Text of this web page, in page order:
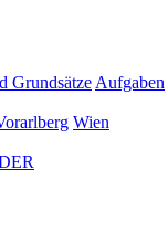
Grundsätze Aufgaben
Wien